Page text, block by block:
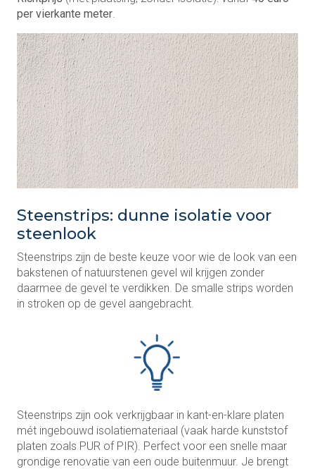
per vierkante meter
Steenstrips: dunne isolatie voor
steenlook
Steenstrips zijn de beste keuze voor wie de look van een
bakstenen of natuurstenen gevel wil krijgen zonder
daarmee de gevel te verdikken. De smalle strips worden
in stroken op de gevel aangebracht.
Steenstrips zijn ook verkrijgbaar in kant-en-klare platen
mét ingebouwd isolatiemateriaal (vaak harde kunststof
platen zoals PUR of PIR). Perfect voor een snelle maar
grondige renovatie van een oude buitenmuur. Je brengt